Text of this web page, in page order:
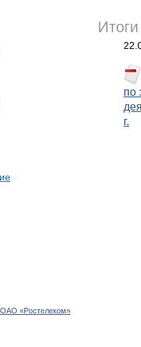
по
г.
ОАО «Ростелеком»